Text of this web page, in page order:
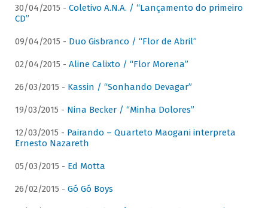
30/04/2015 - Coletivo A.N.A. / “Lançamento do primeiro
CD”
09/04/2015 - Duo Gisbranco / “Flor de Abril”
02/04/2015 - Aline Calixto / “Flor Morena”
26/03/2015 - Kassin / “Sonhando Devagar”
19/03/2015 - Nina Becker / “Minha Dolores”
12/03/2015 - Pairando – Quarteto Maogani interpreta
Ernesto Nazareth
05/03/2015 - Ed Motta
26/02/2015 - Gó Gó Boys